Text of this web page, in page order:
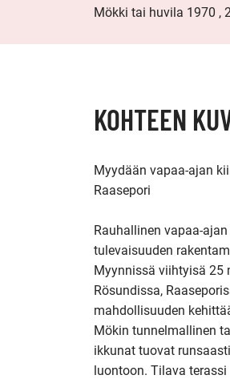
Mökki tai huvila 1970 ,
KOHTEEN
Myydään vapaa-ajan
Raasepori
Rauhallinen vapaa-
tulevaisuuden
Myynnissä viihtyisä 25
Rösundissa,
mahdollisuuden
Mökin tunnelmallinen
ikkunat tuovat
luontoon. Tilava